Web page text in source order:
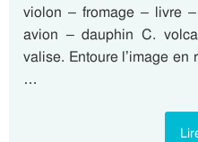
violon – fromage – livre
avion – dauphin C.
valise. Entoure l’image
…